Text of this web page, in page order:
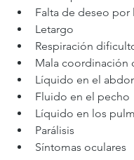
Falta de deseo por
Letargo
Respiración
Mala coordinación
Líquido en el
Fluido en el pecho
Líquido en los
Parálisis
Síntomas oculares